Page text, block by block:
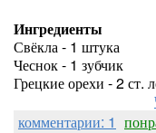
Ингредиенты
Свёкла - 1 штука
Чеснок - 1 зубчик
Грецкие орехи - 2 ст.
комментарии: 1